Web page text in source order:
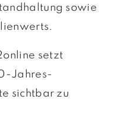
sowie
setzt
Jahres-
sichtbar zu